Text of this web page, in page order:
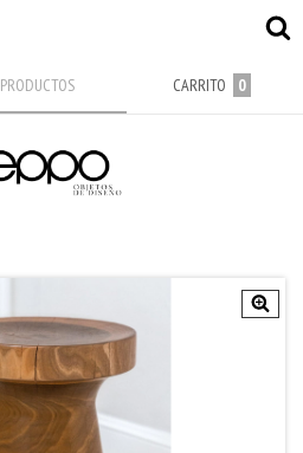
PRODUCTOS CARRITO 0